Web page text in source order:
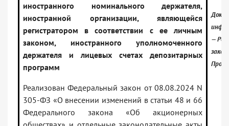
иностранного номинального держателя,
иностранной организации, являющейся
регистратором в соответствии с ее личным
законом, иностранного уполномоченного
держателя и лицевых счетах депозитарных
программ
Реализован Федеральный закон от 08.08.2024 N
305-ФЗ «О внесении изменений в статьи 48 и 66
Федерального закона «Об акционерных
—
Проф)